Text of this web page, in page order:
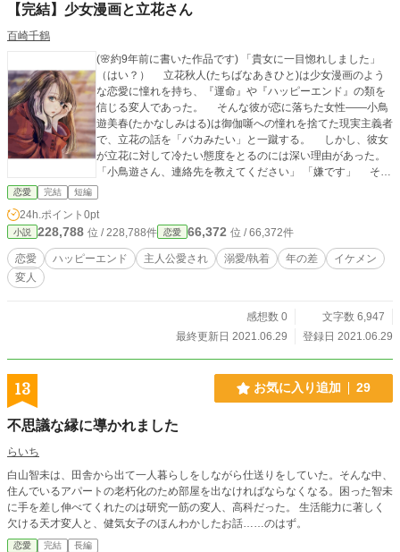
【完結】少女漫画と立花さん
百崎千鶴
(🌸約9年前に書いた作品です) 「貴女に一目惚れしました」
（はい？） 立花秋人(たちばなあきひと)は少女漫画のよう
な恋愛に憧れを持ち、『運命』や『ハッピーエンド』の類を
信じる変人であった。 そんな彼が恋に落ちた女性――小鳥
遊美春(たかなしみはる)は御伽噺への憧れを捨てた現実主義者
で、立花の話を「バカみたい」と一蹴する。 しかし、彼女
が立花に対して冷たい態度をとるのには深い理由があった。
「小鳥遊さん、連絡先を教えてください」 「嫌です」 そん
な会話から始まった２人の関係は、お互いを知るうちに少し
ずつ変わっていく。 (🌸表紙イラスト：フリーイラストをお借
りしています、ありがとうございます。)
恋愛 完結 短編
24h.ポイント 0pt
小説 228,788 位 / 228,788件 恋愛 66,372 位 / 66,372件
恋愛 ハッピーエンド 主人公愛され 溺愛/執着 年の差
イケメン
変人
感想数 0
文字数 6,947
最終更新日 2021.06.29
登録日 2021.06.29
13 お気に入り追加 29
不思議な縁に導かれました
らいち
白山智未は、田舎から出て一人暮らしをしながら仕送りをしていた。そんな中、
住んでいるアパートの老朽化のため部屋を出なければならなくなる。困った智未
に手を差し伸べてくれたのは研究一筋の変人、高科だった。 生活能力に著しく
欠ける天才変人と、健気女子のほんわかしたお話……のはず。
恋愛 完結 長編